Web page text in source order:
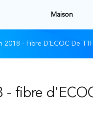
Maison
2018 - Fibre D'ECOC De TTI
- fibre